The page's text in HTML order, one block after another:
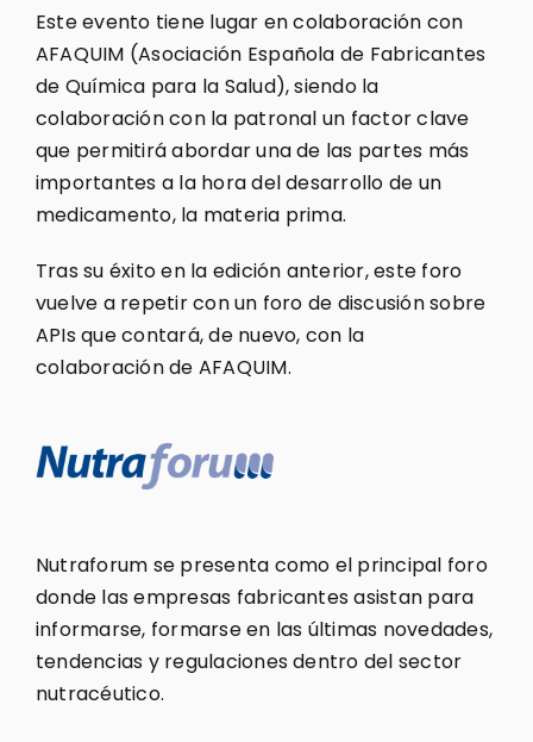
Este evento tiene lugar en colaboración con
AFAQUIM (Asociación Española de Fabricantes
de Química para la Salud), siendo la
colaboración con la patronal un factor clave
que permitirá abordar una de las partes más
importantes a la hora del desarrollo de un
medicamento, la materia prima.
Tras su éxito en la edición anterior, este foro
vuelve a repetir con un foro de discusión sobre
APIs que contará, de nuevo, con la
colaboración de AFAQUIM.
Nutraforum se presenta como el principal foro
donde las empresas fabricantes asistan para
informarse, formarse en las últimas novedades,
tendencias y regulaciones dentro del sector
nutracéutico.